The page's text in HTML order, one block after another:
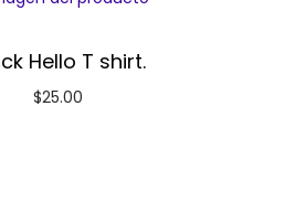
Hello T shirt.
$25.00